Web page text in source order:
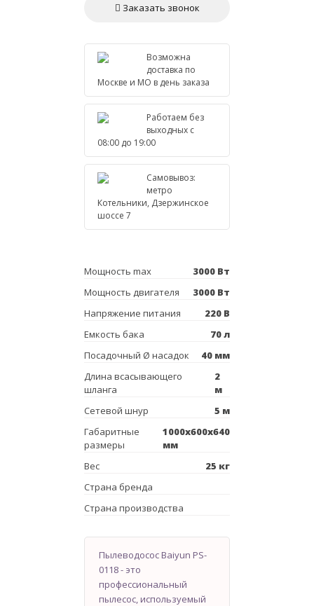
Заказать звонок
Возможна
доставка по
Москве и МО в день заказа
Работаем без
выходных с
08:00 до 19:00
Самовывоз:
метро
Котельники, Дзержинское
шоссе 7
Мощность max
3000 Вт
Мощность двигателя
3000 Вт
Напряжение питания
220 В
Емкость бака
70 л
Посадочный Ø насадок
40 мм
Длина всасывающего
шланга
2
м
Сетевой шнур
5 м
Габаритные
размеры
1000х600х640
мм
Вес
25 кг
Страна бренда
Страна производства
Пылеводосос Baiyun PS-
0118 - это
профессиональный
пылесос, используемый